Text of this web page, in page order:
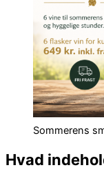
Sommerens
Hvad